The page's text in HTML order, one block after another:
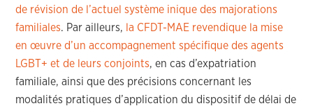
de révision de l’actuel système inique des majorations
familiales. Par ailleurs, la CFDT-MAE revendique la mise
en œuvre d’un accompagnement spécifique des agents
LGBT+ et de leurs conjoints, en cas d’expatriation
familiale, ainsi que des précisions concernant les
modalités pratiques d’application du dispositif de délai de